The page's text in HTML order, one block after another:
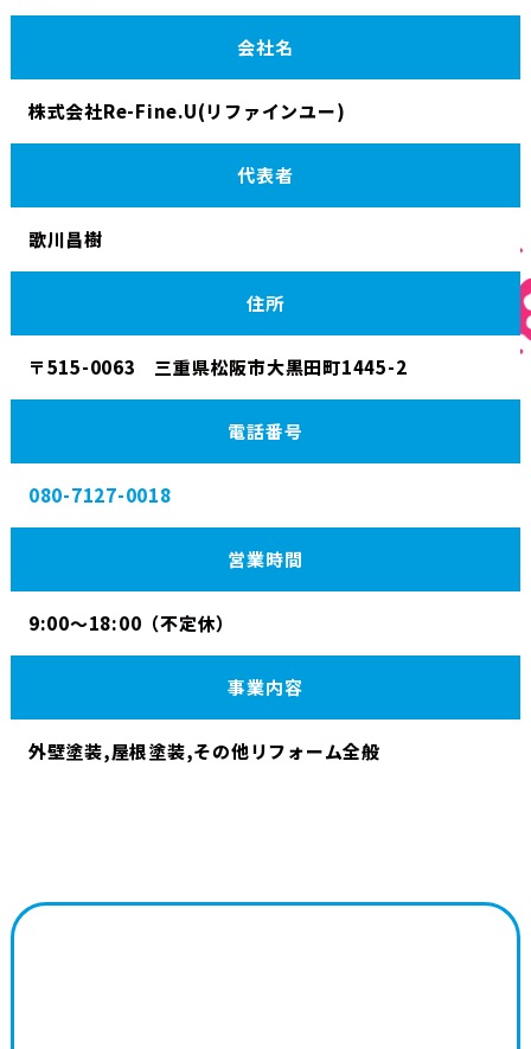
会社名
株式会社Re-Fine.U(リファインユー)
代表者
歌川昌樹
住所
〒515-0063 三重県松阪市大黒田町1445-2
電話番号
080-7127-0018
営業時間
9:00〜18:00（不定休）
事業内容
外壁塗装,屋根塗装,その他リフォーム全般